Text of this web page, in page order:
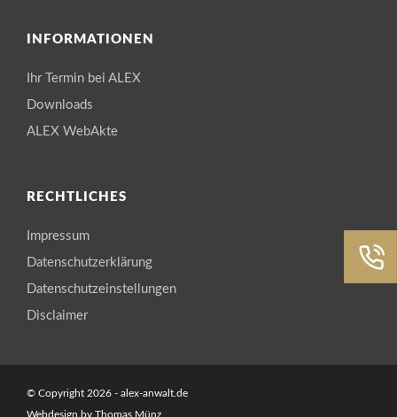
INFORMATIONEN
Ihr Termin bei ALEX
Downloads
ALEX WebAkte
RECHTLICHES
Impressum
Datenschutzerklärung
Datenschutzeinstellungen
Disclaimer
© Copyright 2026 - alex-anwalt.de
Webdesign by Thomas Münz